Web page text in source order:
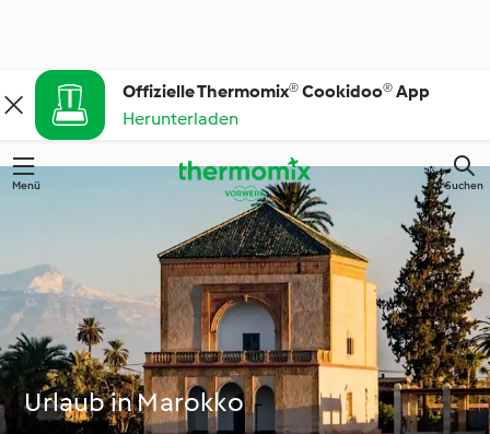
Offizielle Thermomix® Cookidoo® App
Herunterladen
Menü Suchen
Urlaub in Marokko